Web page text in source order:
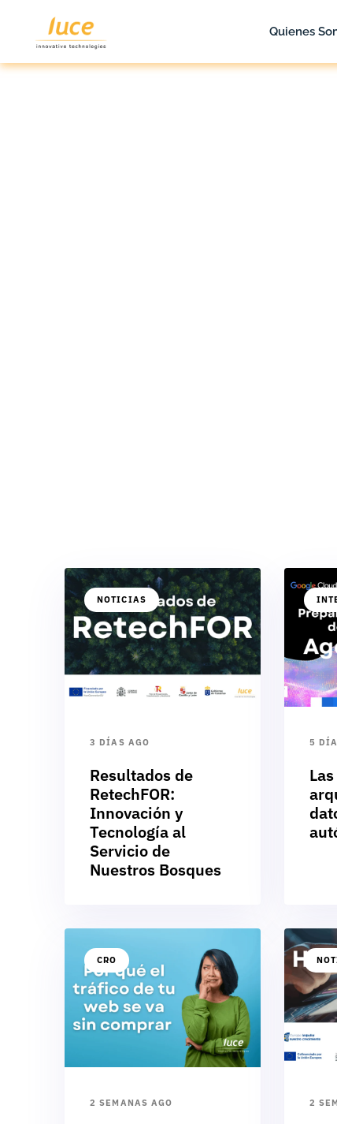
Quienes
NOTICIAS
3 DÍAS AGO
Resultados de
RetechFOR:
Innovación y
Tecnología al
Servicio de
Nuestros Bosques
5
CRO
2 SEMANAS AGO 2